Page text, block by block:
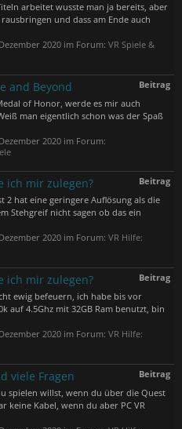
arbeitet wusste man ja bereits, aber
und dass am Ende auch
2020 im Forum: VR Spiele &
Beitrag
and Beyond
of Honor, werde es mir auch
man eigentlich schon was der Spaß
2020 im Forum:
Beitrag
ich mir zulegen?
2 hat eine geringere Auflösung als die
Stehgreif nicht sagen ob das ein
2020 im Forum: VR Hilfe:
Beitrag
ich mir zulegen?
ewig befeuern, ich habe bis vor
auf 4.5Ghz mit 32GB Ram benutzt, bin
2020 im Forum: VR Hilfe:
Beitrag
viele Fragen
spielen willst, wenn du über die Quest
keine Kabel, wenn du aber PC VR